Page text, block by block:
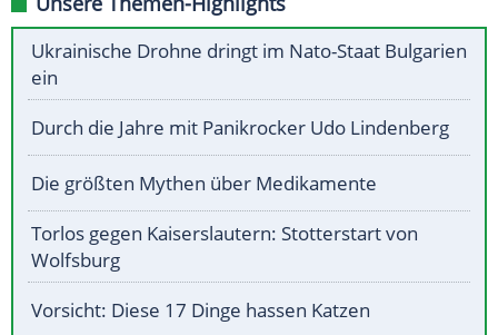
Ukrainische Drohne dringt im Nato-Staat Bulgarien
ein
Durch die Jahre mit Panikrocker Udo Lindenberg
Die größten Mythen über Medikamente
Torlos gegen Kaiserslautern: Stotterstart von
Wolfsburg
Vorsicht: Diese 17 Dinge hassen Katzen